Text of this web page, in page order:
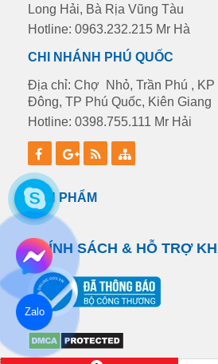
Long Hải, Bà Rịa Vũng Tàu
Hotline: 0963.232.215 Mr Hà
CHI NHÁNH PHÚ QUỐC
Địa chỉ: Chợ Nhỏ, Trần Phú ,
Đông, TP Phú Quốc, Kiên Giang
Hotline: 0398.755.111 Mr Hải
SẢN PHẨM
CHÍNH SÁCH & HỖ TRỢ
Zalo